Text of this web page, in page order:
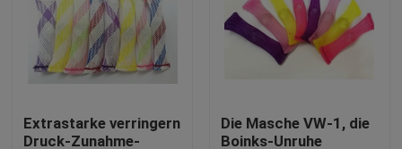
Flexibler PVC-Schläuche
durch Hitze schrumpfbares Rohr
Gewölbter flexible Schläuche
Extrastarke verringern
Druck-Zunahme-
Die Masche VW-1, die
Boinks-Unruhe